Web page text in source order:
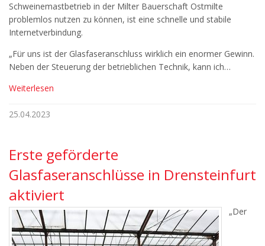
Schweinemastbetrieb in der Milter Bauerschaft Ostmilte
problemlos nutzen zu können, ist eine schnelle und stabile
Internetverbindung.
„Für uns ist der Glasfaseranschluss wirklich ein enormer Gewinn.
Neben der Steuerung der betrieblichen Technik, kann ich…
Weiterlesen
25.04.2023
Erste geförderte
Glasfaseranschlüsse in Drensteinfurt
aktiviert
„Der